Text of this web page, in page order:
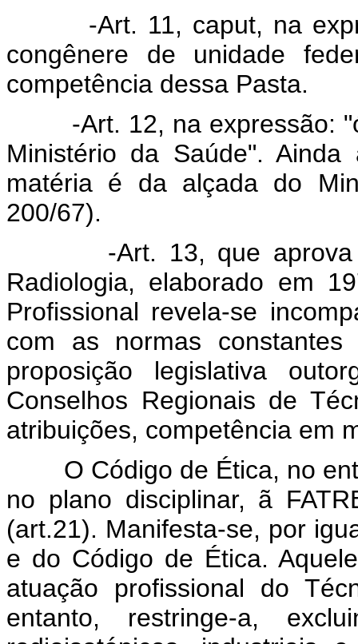
-Art. 11, caput, na
congênere de unidade
competência dessa Pasta.
-Art. 12, na expressão:
Ministério da Saúde".
matéria é da alçada do
200/67).
-Art. 13, que aprova o
Radiologia, elaborado em
Profissional revela-se
com as normas
proposição legislativa
Conselhos Regionais de
atribuições, competência em
O Código de Ética, no
no plano disciplinar, ã
(art.21). Manifesta-se, por
e do Código de Ética.
atuação profissional do
entanto, restringe-a,